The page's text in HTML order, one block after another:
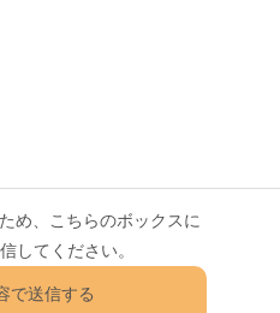
め、こちらのボックスに
してください。